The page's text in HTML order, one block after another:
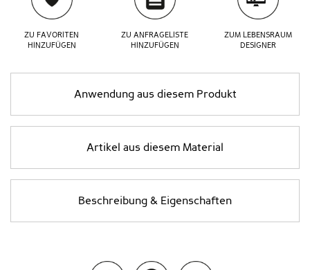
ZU FAVORITEN
HINZUFÜGEN
ZU ANFRAGELISTE
HINZUFÜGEN
ZUM LEBENSRAUM
DESIGNER
Anwendung aus diesem Produkt
Artikel aus diesem Material
Beschreibung & Eigenschaften